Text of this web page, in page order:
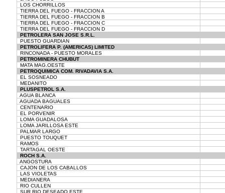
LOS CHORRILLOS
TIERRA DEL FUEGO - FRACCION A
TIERRA DEL FUEGO - FRACCION B
TIERRA DEL FUEGO - FRACCION C
TIERRA DEL FUEGO - FRACCION D
PETROLERA SAN JOSE S.R.L.
PUESTO GUARDIAN
PETROLIFERA P. (AMERICAS) LIMITED
RINCONADA - PUESTO MORALES
PETROMINERA CHUBUT
MATA MAG.OESTE
PETROQUIMICA COM. RIVADAVIA S.A.
EL SOSNEADO
MEDANITO
PLUSPETROL S.A.
AGUA BLANCA
AGUADA BAGUALES
CENTENARIO
EL PORVENIR
LOMA GUADALOSA
LOMA JARILLOSA ESTE
PALMAR LARGO
PUESTO TOUQUET
RAMOS
TARTAGAL OESTE
ROCH S.A.
ANGOSTURA
CAJON DE LOS CABALLOS
LAS VIOLETAS
MEDIANERA
RIO CULLEN
SUR RIO DESEADO ESTE